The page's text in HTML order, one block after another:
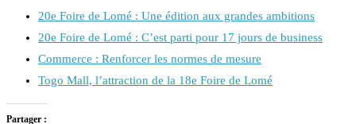
20e Foire de Lomé : Une édition aux grandes ambitions
20e Foire de Lomé : C’est parti pour 17 jours de business
Commerce : Renforcer les normes de mesure
Togo Mall, l’attraction de la 18e Foire de Lomé
Partager :